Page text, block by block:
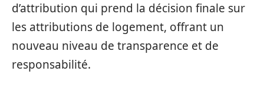
d’attribution qui prend la décision finale sur
les attributions de logement, offrant un
nouveau niveau de transparence et de
responsabilité.